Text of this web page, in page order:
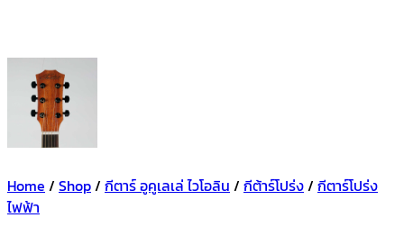
Home / Shop/ กีตาร์ อูคูเลเล่ ไวโอลิน / กีต้าร์โปร่ง/ กีตาร์โปร่ง
ไฟฟ้า